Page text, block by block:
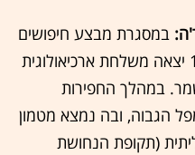
במסגרת מבצע חיפושים
אחרי מגילות גנוזות בשנת 1961 יצאה משלחת ארכיאולוגית
במהלך החפירות
הגבוה, ובה נמצא מטמון
(תקופת הנחושת